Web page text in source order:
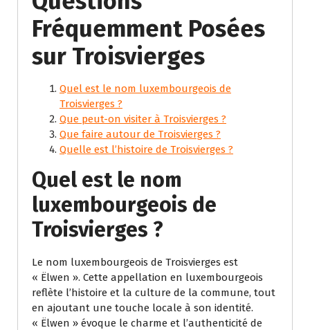
Fréquemment Posées
sur Troisvierges
Quel est le nom luxembourgeois de
Troisvierges ?
Que peut-on visiter à Troisvierges ?
Que faire autour de Troisvierges ?
Quelle est l’histoire de Troisvierges ?
Quel est le nom
luxembourgeois de
Troisvierges ?
Le nom luxembourgeois de Troisvierges est
« Ëlwen ». Cette appellation en luxembourgeois
reflète l’histoire et la culture de la commune, tout
en ajoutant une touche locale à son identité.
« Ëlwen » évoque le charme et l’authenticité de